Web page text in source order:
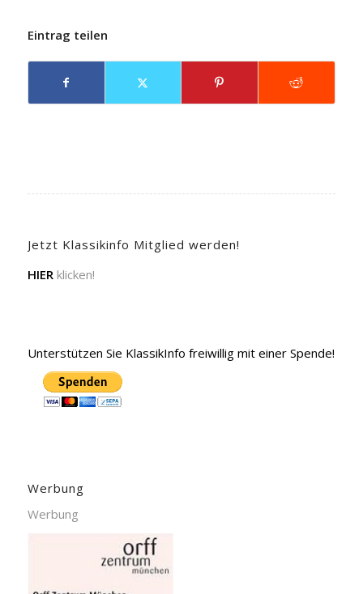
Eintrag teilen
Jetzt Klassikinfo Mitglied werden!
HIER klicken!
Unterstützen Sie KlassikInfo freiwillig mit einer Spende!
Werbung
Werbung